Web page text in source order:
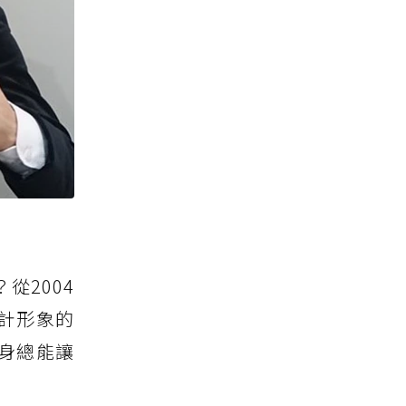
從2004
形象的
總能讓